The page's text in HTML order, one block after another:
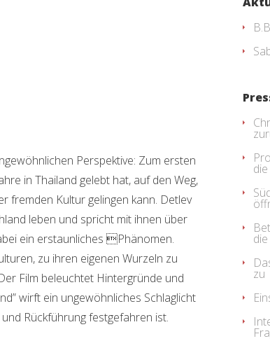
Perspektive: Zum ersten
in Thailand gelebt hat, auf den Weg,
fremden Kultur gelingen kann. Detlev
leben und spricht mit ihnen über
ein erstaunliches Phänomen.
zu ihren eigenen Wurzeln zu
Film beleuchtet Hintergründe und
wirft ein ungewöhnliches Schlaglicht
Rückführung festgefahren ist.
zu